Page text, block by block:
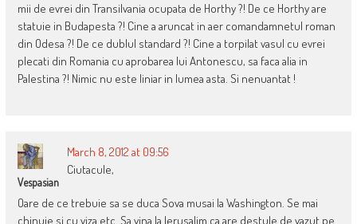
mii de evrei din Transilvania ocupata de Horthy ?! De ce Horthy are
statuie in Budapesta ?! Cine a aruncat in aer comandamnetul roman
din Odesa ?! De ce dublul standard ?! Cine a torpilat vasul cu evrei
plecati din Romania cu aprobarea lui Antonescu, sa faca alia in
Palestina ?! Nimic nu este liniar in lumea asta. Si nenuantat !
Vespasian
March 8, 2012 at 09:56
Ciutacule,
Oare de ce trebuie sa se duca Sova musai la Washington. Se mai
chinuie si cu viza etc. Sa vina la Ierusalim ca are destule de vazut pe